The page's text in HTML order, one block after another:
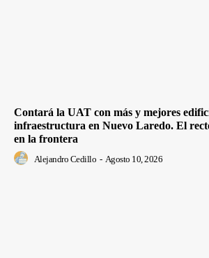
Contará la UAT con más y mejores
infraestructura en Nuevo Laredo. El
en la frontera
Alejandro Cedillo - Agosto 10, 2026